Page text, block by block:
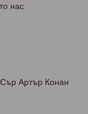
нас
Артър Конан